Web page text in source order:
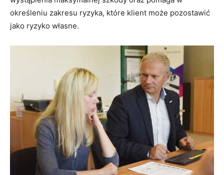
określeniu zakresu ryzyka, które klient może pozostawić
jako ryzyko własne.